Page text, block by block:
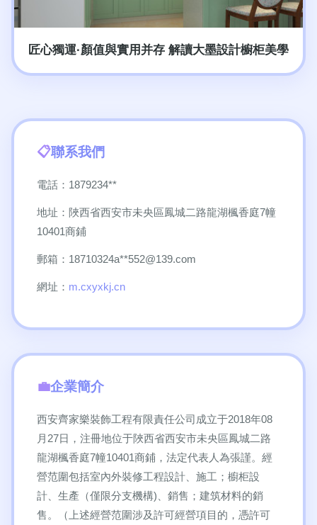
匠心獨運·顏值與實用并存 解讀大墨設計櫥柜美學
聯系我們
電話：1879234**
地址：陜西省西安市未央區鳳城二路龍湖楓香庭7幢
10401商鋪
郵箱：18710324a**552@139.com
網址： m.cxyxkj.cn
企業簡介
西安齊家樂裝飾工程有限責任公司成立于2018年08
月27日，注冊地位于陜西省西安市未央區鳳城二路
龍湖楓香庭7幢10401商鋪，法定代表人為張謹。經
營范圍包括室內外裝修工程設計、施工；櫥柜設
計、生產（僅限分支機構)、銷售；建筑材料的銷
售。（上述經營范圍涉及許可經營項目的，憑許可